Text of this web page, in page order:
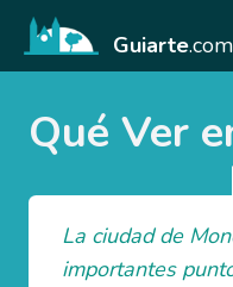
Guiarte.com
Qué Ver
La ciudad de
importantes